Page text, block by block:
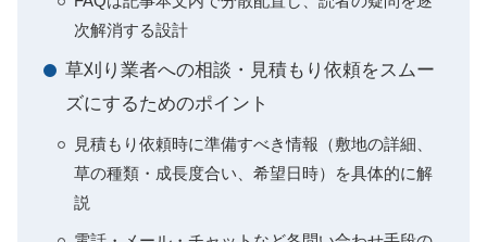
次解消する設計
草刈り業者への相談・見積もり依頼をスムー
ズにするためのポイント
見積もり依頼時に準備すべき情報（敷地の詳細、
草の種類・成長度合い、希望日時）を具体的に解
説